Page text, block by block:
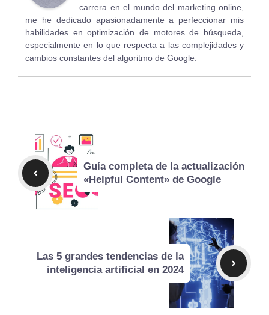
carrera en el mundo del marketing online,
me he dedicado apasionadamente a perfeccionar mis
habilidades en optimización de motores de búsqueda,
especialmente en lo que respecta a las complejidades y
cambios constantes del algoritmo de Google.
Guía completa de la actualización
«Helpful Content» de Google
Las 5 grandes tendencias de la
inteligencia artificial en 2024